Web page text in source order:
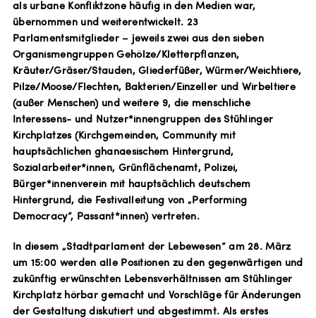
als urbane Konfliktzone häufig in den Medien war,
übernommen und weiterentwickelt. 23
Parlamentsmitglieder – jeweils zwei aus den sieben
Organismengruppen Gehölze/Kletterpflanzen,
Kräuter/Gräser/Stauden, Gliederfüßer, Würmer/Weichtiere,
Pilze/Moose/Flechten, Bakterien/Einzeller und Wirbeltiere
(außer Menschen) und weitere 9, die menschliche
Interessens- und Nutzer*innengruppen des Stühlinger
Kirchplatzes (Kirchgemeinden, Community mit
hauptsächlichen ghanaesischem Hintergrund,
Sozialarbeiter*innen, Grünflächenamt, Polizei,
Bürger*innenverein mit hauptsächlich deutschem
Hintergrund, die Festivalleitung von „Performing
Democracy“, Passant*innen) vertreten.
In diesem „Stadtparlament der Lebewesen“ am 28. März
um 15:00 werden alle Positionen zu den gegenwärtigen und
zukünftig erwünschten Lebensverhältnissen am Stühlinger
Kirchplatz hörbar gemacht und Vorschläge für Änderungen
der Gestaltung diskutiert und abgestimmt. Als erstes